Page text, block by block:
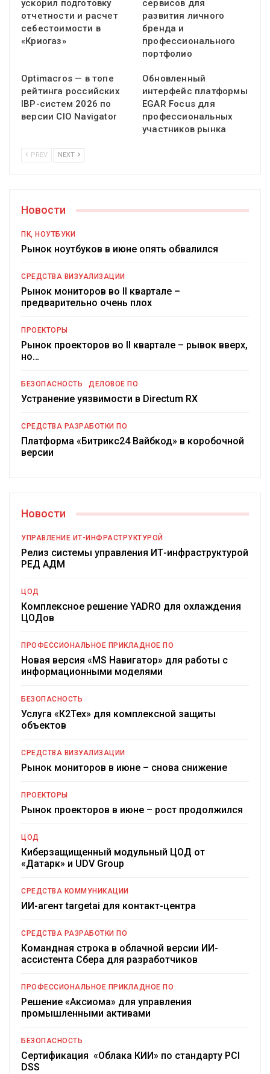
ускорил подготовку
отчетности и расчет
себестоимости в
«Криогаз»
сервисов для
развития личного
бренда и
профессионального
портфолио
Optimacros — в топе
рейтинга российских
IBP-систем 2026 по
версии CIO Navigator
Обновленный
интерфейс платформы
EGAR Focus для
профессиональных
участников рынка
PREV NEXT
Новости
ПК, НОУТБУКИ
Рынок ноутбуков в июне опять обвалился
СРЕДСТВА ВИЗУАЛИЗАЦИИ
Рынок мониторов во II квартале –
предварительно очень плох
ПРОЕКТОРЫ
Рынок проекторов во II квартале – рывок вверх,
но…
БЕЗОПАСНОСТЬ ДЕЛОВОЕ ПО
Устранение уязвимости в Directum RX
СРЕДСТВА РАЗРАБОТКИ ПО
Платформа «Битрикс24 Вайбкод» в коробочной
версии
Новости
УПРАВЛЕНИЕ ИТ-ИНФРАСТРУКТУРОЙ
Релиз системы управления ИТ-инфраструктурой
РЕД АДМ
ЦОД
Комплексное решение YADRO для охлаждения
ЦОДов
ПРОФЕССИОНАЛЬНОЕ ПРИКЛАДНОЕ ПО
Новая версия «MS Навигатор» для работы с
информационными моделями
БЕЗОПАСНОСТЬ
Услуга «К2Тех» для комплексной защиты
объектов
СРЕДСТВА ВИЗУАЛИЗАЦИИ
Рынок мониторов в июне – снова снижение
ПРОЕКТОРЫ
Рынок проекторов в июне – рост продолжился
ЦОД
Киберзащищенный модульный ЦОД от
«Датарк» и UDV Group
СРЕДСТВА КОММУНИКАЦИИ
ИИ-агент targetai для контакт-центра
СРЕДСТВА РАЗРАБОТКИ ПО
Командная строка в облачной версии ИИ-
ассистента Сбера для разработчиков
ПРОФЕССИОНАЛЬНОЕ ПРИКЛАДНОЕ ПО
Решение «Аксиома» для управления
промышленными активами
БЕЗОПАСНОСТЬ
Сертификация «Облака КИИ» по стандарту PCI
DSS